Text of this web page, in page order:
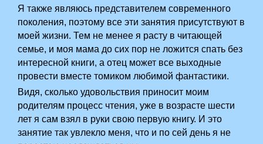
Я также являюсь представителем современного
поколения, поэтому все эти занятия присутствуют в
моей жизни. Тем не менее я расту в читающей
семье, и моя мама до сих пор не ложится спать без
интересной книги, а отец может все выходные
провести вместе томиком любимой фантастики.
Видя, сколько удовольствия приносит моим
родителям процесс чтения, уже в возрасте шести
лет я сам взял в руки свою первую книгу. И это
занятие так увлекло меня, что и по сей день я не